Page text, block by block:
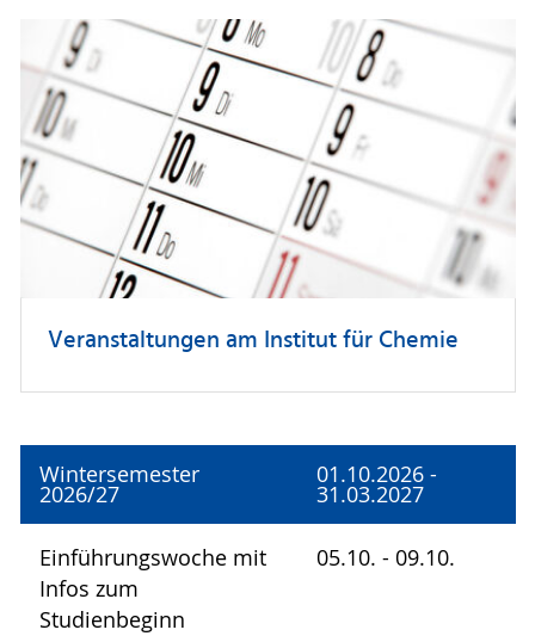
Veranstaltungen am Institut für Chemie
Wintersemester
2026/27
01.10.2026 -
31.03.2027
Einführungswoche mit
Infos zum
Studienbeginn
05.10. - 09.10.